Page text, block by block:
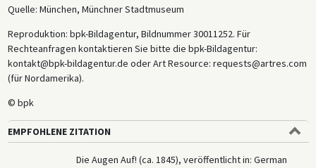
Quelle: München, Münchner Stadtmuseum
Reproduktion: bpk-Bildagentur, Bildnummer 30011252. Für
Rechteanfragen kontaktieren Sie bitte die bpk-Bildagentur:
kontakt@bpk-bildagentur.de oder Art Resource: requests@artres.com
(für Nordamerika).
© bpk
EMPFOHLENE ZITATION
Die Augen Auf! (ca. 1845), veröffentlicht in: German